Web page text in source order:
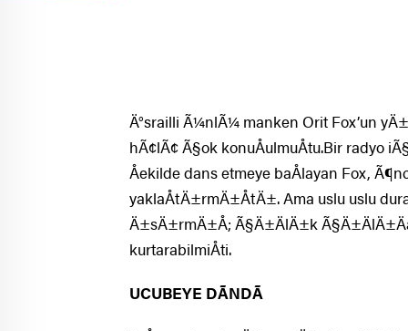
Ä°srailli Ã¼nlÃ¼ manken Orit Fox’un
hÃ¢lÃ¢ Ã§ok konuÅulmuÅtu.Bir
Åekilde dans etmeye baÅlayan Fox,
yaklaÅtÄ±rmÄ±ÅtÄ±. Ama uslu uslu
Ä±sÄ±rmÄ±Å; Ã§Ä±ÄlÄ±k
kurtarabilmiÅti.
UCUBEYE DÃNDÃ